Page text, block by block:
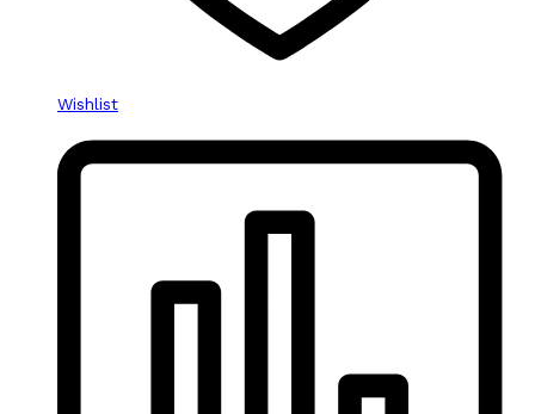
Wishlist